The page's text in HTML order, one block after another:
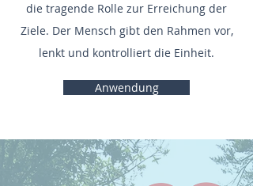
die tragende Rolle zur Erreichung der
Ziele. Der Mensch gibt den Rahmen vor,
lenkt und kontrolliert die Einheit.
Anwendung